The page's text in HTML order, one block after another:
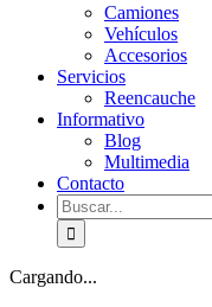
Camiones
Vehículos
Accesorios
Servicios
Reencauche
Informativo
Blog
Multimedia
Contacto
Buscar:
Cargando...